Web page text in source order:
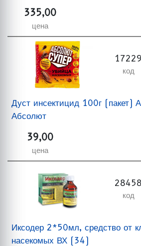
335,00
цена
17229
код
Дуст инсектицид 100г
Абсолют
39,00
цена
28458
код
Иксодер 2*50мл, средство от
насекомых ВХ (34)